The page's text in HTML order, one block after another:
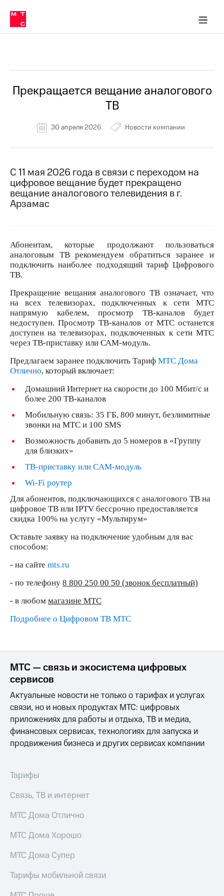
связь
Сервисы и подписки
30% на связь
кабинеты
Мобильная
и
Спутниковое
МТС
Деньги
номер
в МТС
Тарифы
Роуминг
Семейная
Заказать
SIM-
карту
Оформить
eSIM
SIM-
карта
иностранцев
Оформить
чистый
номер
Выбрать
номер
Заменить
SIM-
карту
Перейти
на
eSIM
Для дома
и подключите
с выгодным
Интернет,
для дома
Услуги
Акции
Домашний
интернет
Спутниковое
ТВ
Домашний
в МТС
номером
в МТС
Услуги
приложение
Мой
МТС
Акции
Тарифы
RED,
РИИЛ
Супер
дешевле
при
оплате
с карты
МТС
Деньги
Выберите
и подключите
с выгодным
тарифом
Тарифы
Интернет,
для дома
Услуги
Личный
кабинет
интернета
и
ТВ
Личный
спутникового
ТВ
Скачать
Мой
Видеонаблюдение
для дома
149 ₽/
мес
Premium
музыка
и многое
другое
группа
Скидка
общие
Прекращается вещание аналогового
ТВ
30 апреля 2026 Новости компании
С 11 мая 2026 года в связи с переходом на
цифровое вещание будет прекращено
вещание аналогового телевидения в г.
Арзамас
Абонентам, которые продолжают пользоваться
аналоговым ТВ рекомендуем обратиться заранее и
подключить наиболее подходящий тариф Цифрового
ТВ.
Прекращение вещания аналогового ТВ означает, что
на всех телевизорах, подключенных к сети МТС
напрямую кабелем, просмотр ТВ-каналов будет
недоступен. Просмотр ТВ-каналов от МТС останется
доступен на телевизорах, подключенных к сети МТС
через ТВ-приставку или САМ-модуль.
Предлагаем заранее подключить Тариф МТС Дома
Отлично, который включает:
Домашний Интернет на скорости до 100 Мбит/с и
более 200 ТВ-каналов
Мобильную связь: 35 ГБ, 800 минут, безлимитные
звонки на МТС и 100 SMS
Возможность добавить до 5 номеров в «Группу
для близких»
ТВ-приставку или CAM-модуль
Wi-Fi роутер
Для абонентов, подключающихся с аналогового ТВ на
цифровое ТВ или IPTV бессрочно предоставляется
скидка 100% на услугу «Мультирум»
Оставьте заявку на подключение удобным для вас
способом:
- на сайте mts.ru
- по телефону 8 800 250 00 50 (звонок бесплатный)
- в любом магазине МТС
Подробнее о Цифровом ТВ МТС
МТС — связь и экосистема цифровых
сервисов
Актуальные новости не только о тарифах и услугах
связи, но и новых продуктах МТС: цифровых
приложениях для работы и отдыха, ТВ и медиа,
финансовых сервисах, технологиях для запуска и
продвижения бизнеса и других сервисах компании
Тарифы
Связь, ТВ и интернет
МТС Дома Отлично
МТС Дома Хорошо
МТС Дома Супер
Тарифы мобильной связи